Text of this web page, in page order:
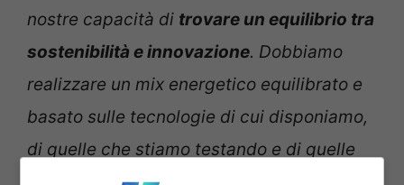
nostre capacità di trovare un equilibrio tra
sostenibilità e innovazione. Dobbiamo
realizzare un mix energetico equilibrato e
basato sulle tecnologie di cui disponiamo,
di quelle che stiamo testando e di quelle